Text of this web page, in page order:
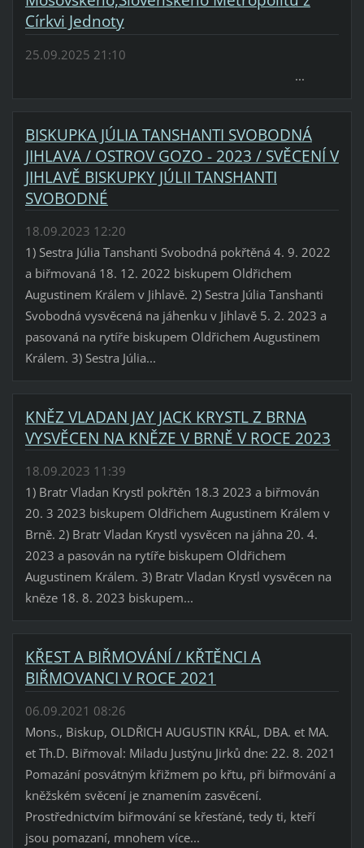
Církvi Jednoty
25.09.2025 21:10
...
BISKUPKA JÚLIA TANSHANTI SVOBODNÁ
JIHLAVA / OSTROV GOZO - 2023 / SVĚCENÍ V
JIHLAVĚ BISKUPKY JÚLII TANSHANTI
SVOBODNÉ
18.09.2023 12:20
1) Sestra Júlia Tanshanti Svobodná pokřtěná 4. 9. 2022
a biřmovaná 18. 12. 2022 biskupem Oldřichem
Augustinem Králem v Jihlavě. 2) Sestra Júlia Tanshanti
Svobodná vysvěcená na jáhenku v Jihlavě 5. 2. 2023 a
pasovaná na rytíře biskupem Oldřichem Augustinem
Králem. 3) Sestra Júlia...
KNĚZ VLADAN JAY JACK KRYSTL Z BRNA
VYSVĚCEN NA KNĚZE V BRNĚ V ROCE 2023
18.09.2023 11:39
1) Bratr Vladan Krystl pokřtěn 18.3 2023 a biřmován
20. 3 2023 biskupem Oldřichem Augustinem Králem v
Brně. 2) Bratr Vladan Krystl vysvěcen na jáhna 20. 4.
2023 a pasován na rytíře biskupem Oldřichem
Augustinem Králem. 3) Bratr Vladan Krystl vysvěcen na
kněze 18. 8. 2023 biskupem...
KŘEST A BIŘMOVÁNÍ / KŘTĚNCI A
BIŘMOVANCI V ROCE 2021
06.09.2021 08:26
Mons., Biskup, OLDŘICH AUGUSTIN KRÁL, DBA. et MA.
et Th.D. Biřmoval: Miladu Justýnu Jirků dne: 22. 8. 2021
Pomazání posvátným křižmem po křtu, při biřmování a
kněžském svěcení je znamením zasvěcení.
Prostřednictvím biřmování se křesťané, tedy ti, kteří
jsou pomazaní, mnohem více...